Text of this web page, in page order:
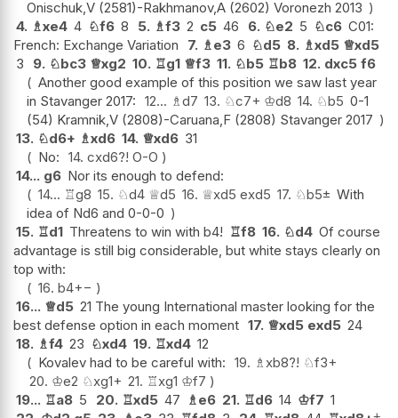
Onischuk,V (2581)-Rakhmanov,A (2602) Voronezh 2013
4. ♗xe4 4 ♘f6 8 5. ♗f3 2 c5 46 6. ♘e2 5 ♘c6 C01:
French: Exchange Variation
7. ♗ e3 6 ♘d5 8. ♗xd5 ♕xd5
3
9. ♘bc3 ♕xg2 10. ♖g1 ♕f3 11. ♘b5 ♖b8 12. dxc5 f6
Another good example of this position we saw last year
in Stavanger 2017: 12... ♗d7 13. ♘c7+ ♔d8 14. ♘b5 0-1
(54) Kramnik,V (2808)-Caruana,F (2808) Stavanger 2017
13. ♘d6+ ♗xd6 14. ♕xd6 31
No: 14. cxd6?! O-O
14... g6 Nor its enough to defend:
14... ♖g8 15. ♘d4 ♕d5 16. ♕xd5 exd5 17. ♘b5± With
idea of Nd6 and 0-0-0
15. ♖d1 Threatens to win with b4! ♖f8 16. ♘d4 Of course
advantage is still big considerable, but white stays clearly on
top with:
16. b4+−
16... ♕d5 21 The young International master looking for the
best defense option in each moment 17. ♕xd5 exd5 24
18. ♗f4 23 ♘xd4 19. ♖xd4 12
Kovalev had to be careful with: 19. ♗ xb8?! ♘f3+
20. ♔e2 ♘xg1+ 21. ♖xg1 ♔f7
19... ♖a8 5 20. ♖xd5 47 ♗ e6 21. ♖d6 14 ♔f7 1